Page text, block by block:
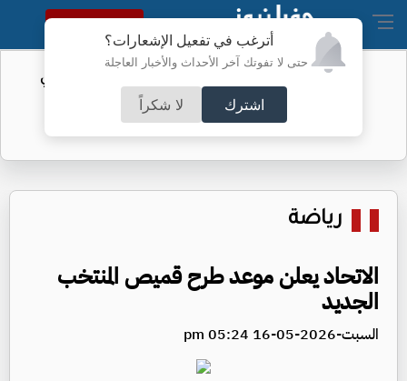
أترغب في تفعيل الإشعارات؟
حتى لا تفوتك آخر الأحداث والأخبار العاجلة
اشترك لا شكراً
النسخة الكاملة
إصابات إيبولا في الكونغو تتجاوز 4
رياضة
الاتحاد يعلن موعد طرح قميص المنتخب
الجديد
السبت-2026-05-16 05:24 pm